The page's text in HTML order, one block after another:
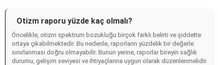
Otizm raporu yüzde kaç olmalı?
Öncelikle, otizm spektrum bozukluğu birçok farklı belirti ve şiddette
ortaya çıkabilmektedir. Bu nedenle, raporların yüzdelik bir değerle
sınırlanması doğru olmayabilir. Bunun yerine, raporlar bireyin sağlık
durumu, gelişim seviyesi ve ihtiyaçlarına uygun olarak düzenlenmelidir.